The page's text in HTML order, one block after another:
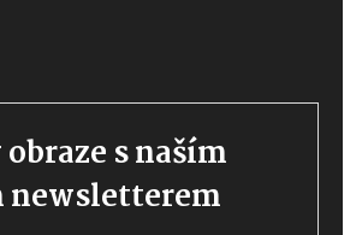
s naším
newsletterem